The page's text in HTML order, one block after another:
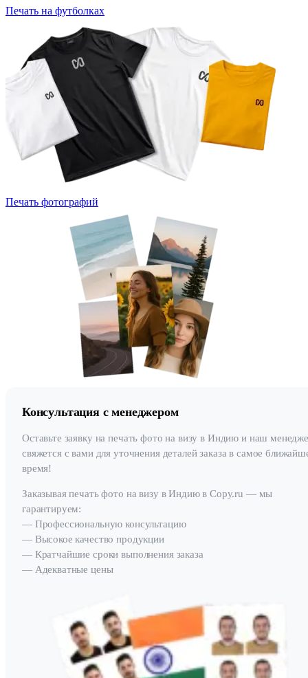
Печать на футболках
Печать фотографий
Консультация с менеджером
Оставьте заявку на печать фото на визу в Индию и наш
свяжется с вами для уточнения деталей заказа в самое
время!
Заказывая печать фото на визу в Индию в Copy.ru — мы
гарантируем:
— Профессиональную консультацию
— Высокое качество продукции
— Кратчайшие сроки выполнения заказа
— Адекватные цены